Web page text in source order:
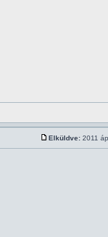
Elküldve: 2011